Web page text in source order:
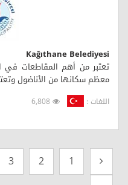
Kağıthane Belediyesi
تعتبر من أهم المقاطعات
معظم سكانها من الأناضول
اللغات :
1
2
3